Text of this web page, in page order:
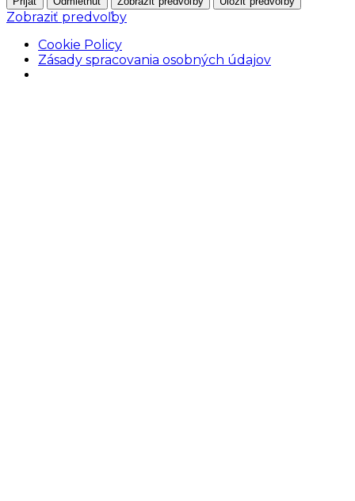
Zobraziť predvoľby
Cookie Policy
Zásady spracovania osobných údajov